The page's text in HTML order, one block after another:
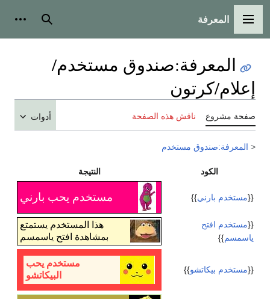
القائمة الرئيسية
المعرفة بحث
المعرفة:صندوق مستخدم/
إعلام/كرتون
صفحة مشروع ناقش هذه الصفحة أدوات
< المعرفة:صندوق مستخدم
الكود النتيجة
{{مستخدم بارني}} مستخدم يحب بارني
{{مستخدم افتح
ياسمسم}}
هذا المستخدم يستمتع
بمشاهدة افتح ياسمسم
{{مستخدم بيكاتشو}}
مستخدم يحب
البيكاتشو